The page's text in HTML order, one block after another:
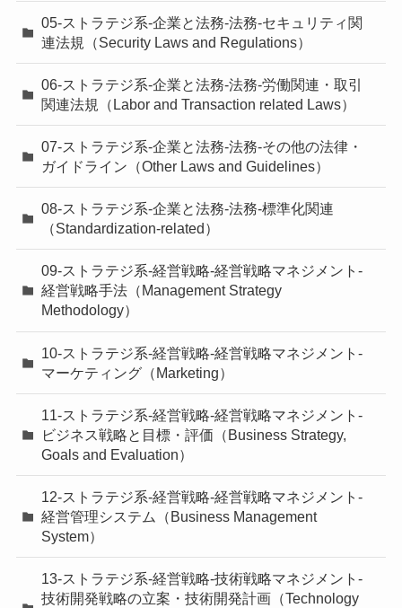
05-ストラテジ系-企業と法務-法務-セキュリティ関
連法規（Security Laws and Regulations）
06-ストラテジ系-企業と法務-法務-労働関連・取引
関連法規（Labor and Transaction related Laws）
07-ストラテジ系-企業と法務-法務-その他の法律・
ガイドライン（Other Laws and Guidelines）
08-ストラテジ系-企業と法務-法務-標準化関連
（Standardization-related）
09-ストラテジ系-経営戦略-経営戦略マネジメント-
経営戦略手法（Management Strategy
Methodology）
10-ストラテジ系-経営戦略-経営戦略マネジメント-
マーケティング（Marketing）
11-ストラテジ系-経営戦略-経営戦略マネジメント-
ビジネス戦略と目標・評価（Business Strategy,
Goals and Evaluation）
12-ストラテジ系-経営戦略-経営戦略マネジメント-
経営管理システム（Business Management
System）
13-ストラテジ系-経営戦略-技術戦略マネジメント-
技術開発戦略の立案・技術開発計画（Technology